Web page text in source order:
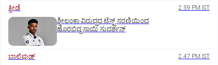
ಕ್ರೀಡೆ 2:59 PM IST
ಶ್ರೀಲಂಕಾ ವಿರುದ್ಧದ ಟೆಸ್ಟ್ ಸರಣಿಯಿಂದ
ಹೊರಬಿದ್ದ ಸಾಯಿ ಸುದರ್ಶನ್
ಬಾಲಿವುಡ್‌ 2:47 PM IST